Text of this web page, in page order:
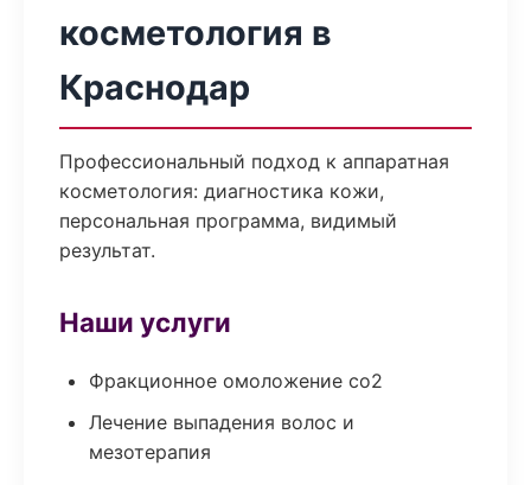
косметология в
Краснодар
Профессиональный подход к аппаратная
косметология: диагностика кожи,
персональная программа, видимый
результат.
Наши услуги
Фракционное омоложение co2
Лечение выпадения волос и
мезотерапия